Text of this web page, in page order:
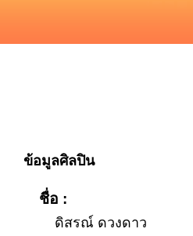
ข้อมูลศิลปิน
ชื่อ :
ดิสรณ์ ดวงดาว